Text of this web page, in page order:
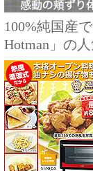
100%純国産
Hotman」の